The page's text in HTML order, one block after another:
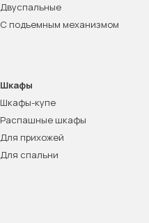
Двуспальные
С подъемным механизмом
Шкафы
Шкафы-купе
Распашные шкафы
Для прихожей
Для спальни